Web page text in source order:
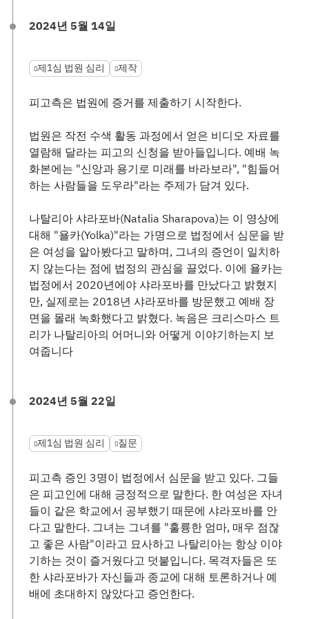
2024년 5월 14일
제1심 법원 심리 제작
피고측은 법원에 증거를 제출하기 시작한다.
법원은 작전 수색 활동 과정에서 얻은 비디오 자료를
열람해 달라는 피고의 신청을 받아들입니다. 예배 녹
화본에는 "신앙과 용기로 미래를 바라보라", "힘들어
하는 사람들을 도우라"라는 주제가 담겨 있다.
나탈리아 샤라포바(Natalia Sharapova)는 이 영상에
대해 "욜카(Yolka)"라는 가명으로 법정에서 심문을 받
은 여성을 알아봤다고 말하며, 그녀의 증언이 일치하
지 않는다는 점에 법정의 관심을 끌었다. 이에 욜카는
법정에서 2020년에야 샤라포바를 만났다고 밝혔지
만, 실제로는 2018년 샤라포바를 방문했고 예배 장
면을 몰래 녹화했다고 밝혔다. 녹음은 크리스마스 트
리가 나탈리아의 어머니와 어떻게 이야기하는지 보
여줍니다
2024년 5월 22일
제1심 법원 심리 질문
피고측 증인 3명이 법정에서 심문을 받고 있다. 그들
은 피고인에 대해 긍정적으로 말한다. 한 여성은 자녀
들이 같은 학교에서 공부했기 때문에 샤라포바를 안
다고 말한다. 그녀는 그녀를 "훌륭한 엄마, 매우 점잖
고 좋은 사람"이라고 묘사하고 나탈리아는 항상 이야
기하는 것이 즐거웠다고 덧붙입니다. 목격자들은 또
한 샤라포바가 자신들과 종교에 대해 토론하거나 예
배에 초대하지 않았다고 증언한다.